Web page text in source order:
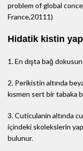
problem of global
France,20111)
Hidatik kistin
1. En dışta bağ
2. Perikistin altında
kısmen sert bir tabaka
3. Cuticulanin altında
içindeki skolekslerin
bulunur.